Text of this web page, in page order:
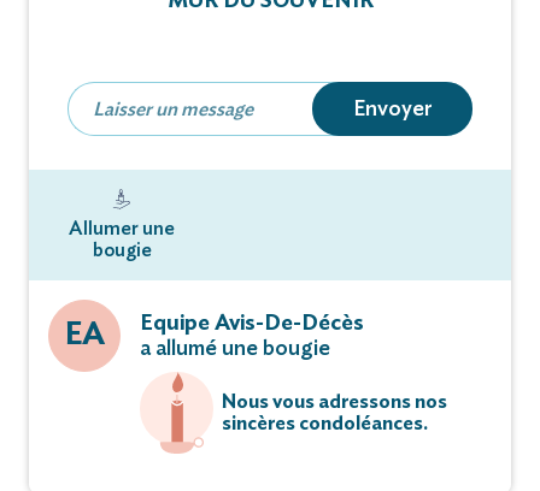
La crémation se déroulera
Envoyer
Allumer une
bougie
EA
Equipe Avis-De-Décès
a allumé une bougie
Nous vous adressons nos
sincères condoléances.